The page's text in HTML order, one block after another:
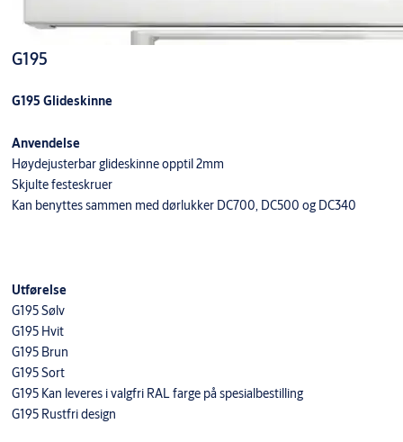
G195
G195 Glideskinne
Anvendelse
Høydejusterbar glideskinne opptil 2mm
Skjulte festeskruer
Kan benyttes sammen med dørlukker DC700, DC500 og DC340
Utførelse
G195 Sølv
G195 Hvit
G195 Brun
G195 Sort
G195 Kan leveres i valgfri RAL farge på spesialbestilling
G195 Rustfri design